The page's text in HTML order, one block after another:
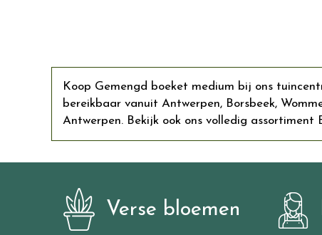
Koop Gemengd boeket medium bij ons
bereikbaar vanuit Antwerpen, Borsbeek,
Antwerpen. Bekijk ook ons volledig assortiment
Verse bloemen